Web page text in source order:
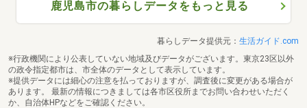
鹿児島市の暮らしデータをもっと見る
暮らしデータ提供元： 生活ガイド.com
※行政機関により公表していない地域及びデータがございます。東京23区以外
の政令指定都市は、市全体のデータとして表示しています。
※提供データには細心の注意を払っておりますが、調査後に変更がある場合が
あります。 最新の情報につきましては各市区役所までお問い合わせいただく
か、自治体HPなどをご確認ください。